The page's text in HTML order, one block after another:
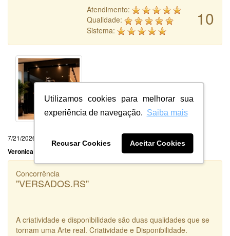
Utilizamos cookies para melhorar sua
experiência de navegação. Saiba mais
Recusar Cookies Aceitar Cookies
10
Atendimento:
Qualidade:
Sistema:
7/21/2026
Veronica Portela da Silva
Concorrência
"VERSADOS.RS"
A criatividade e disponibilidade são duas qualidades que se
tornam uma Arte real. Criatividade e Disponibilidade.